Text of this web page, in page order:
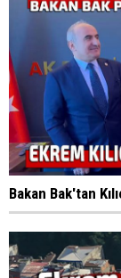
Bakan Bak'tan